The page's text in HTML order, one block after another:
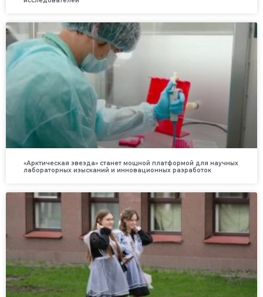
«Арктическая звезда» станет мощной платформой для научных
лабораторных изысканий и инновационных разработок